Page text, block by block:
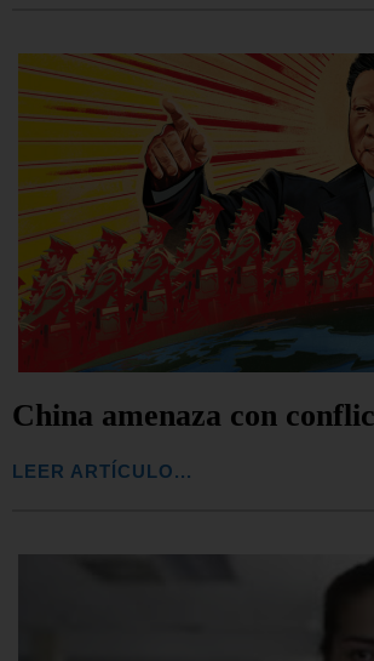
China amenaza con
LEER ARTÍCULO...